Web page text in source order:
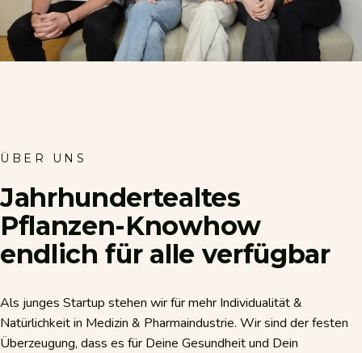
ÜBER UNS
Jahrhundertealtes
Pflanzen-Knowhow
endlich für alle verfügbar
Als junges Startup stehen wir für mehr Individualität &
Natürlichkeit in Medizin & Pharmaindustrie. Wir sind der festen
Überzeugung, dass es für Deine Gesundheit und Dein